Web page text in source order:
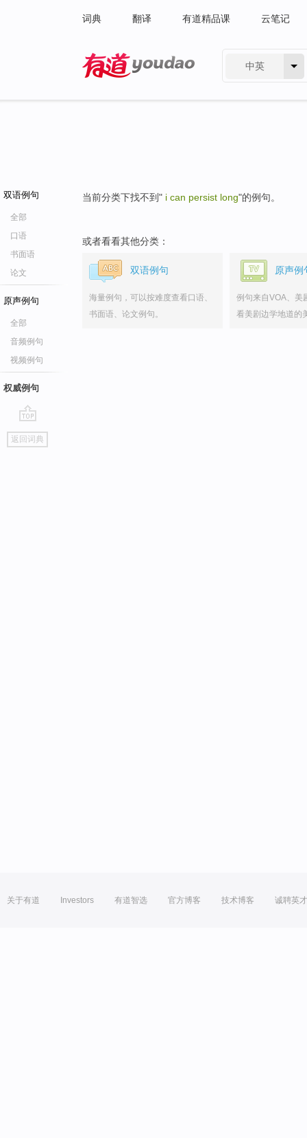
词典 翻译 有道精品课 云笔记
中英
双语例句
全部
口语
书面语
论文
原声例句
全部
音频例句
视频例句
权威例句
go
top
返回词典
当前分类下找不到" i can persist long"的例句。
或者看看其他分类：
双语例句
海量例句，可以按难度查看口语、
书面语、论文例句。
原声例
例句来自VOA、美
看美剧边学地道的
关于有道 Investors 有道智选 官方博客 技术博客 诚聘英才